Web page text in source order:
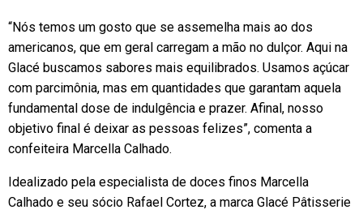
“Nós temos um gosto que se assemelha mais ao dos
americanos, que em geral carregam a mão no dulçor. Aqui na
Glacé buscamos sabores mais equilibrados. Usamos açúcar
com parcimônia, mas em quantidades que garantam aquela
fundamental dose de indulgência e prazer. Afinal, nosso
objetivo final é deixar as pessoas felizes”, comenta a
confeiteira Marcella Calhado.
Idealizado pela especialista de doces finos Marcella
Calhado e seu sócio Rafael Cortez, a marca Glacé Pâtisserie